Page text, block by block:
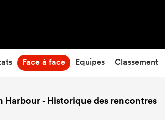
Face à face Equipes Classement
Harbour - Historique des rencontres